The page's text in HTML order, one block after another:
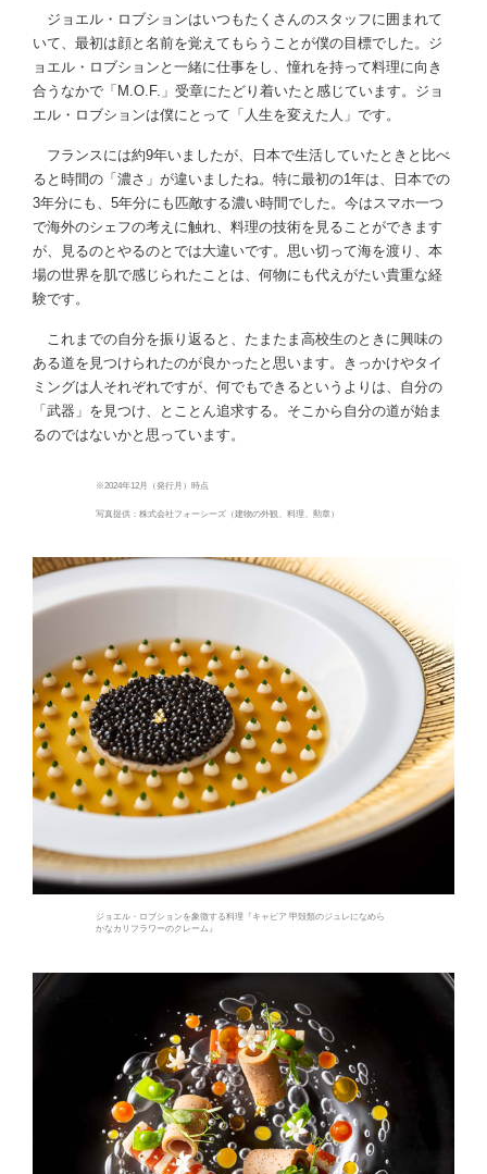
ジョエル・ロブションはいつもたくさんのスタッフに囲まれて
いて、最初は顔と名前を覚えてもらうことが僕の目標でした。ジ
ョエル・ロブションと一緒に仕事をし、憧れを持って料理に向き
合うなかで「M.O.F.」受章にたどり着いたと感じています。ジョ
エル・ロブションは僕にとって「人生を変えた人」です。
フランスには約9年いましたが、日本で生活していたときと比べ
ると時間の「濃さ」が違いましたね。特に最初の1年は、日本での
3年分にも、5年分にも匹敵する濃い時間でした。今はスマホ一つ
で海外のシェフの考えに触れ、料理の技術を見ることができます
が、見るのとやるのとでは大違いです。思い切って海を渡り、本
場の世界を肌で感じられたことは、何物にも代えがたい貴重な経
験です。
これまでの自分を振り返ると、たまたま高校生のときに興味の
ある道を見つけられたのが良かったと思います。きっかけやタイ
ミングは人それぞれですが、何でもできるというよりは、自分の
「武器」を見つけ、とことん追求する。そこから自分の道が始ま
るのではないかと思っています。
※2024年12月（発行月）時点
写真提供：株式会社フォーシーズ（建物の外観、料理、勲章）
ジョエル・ロブションを象徴する料理『キャビア 甲殻類のジュレになめら
かなカリフラワーのクレーム』